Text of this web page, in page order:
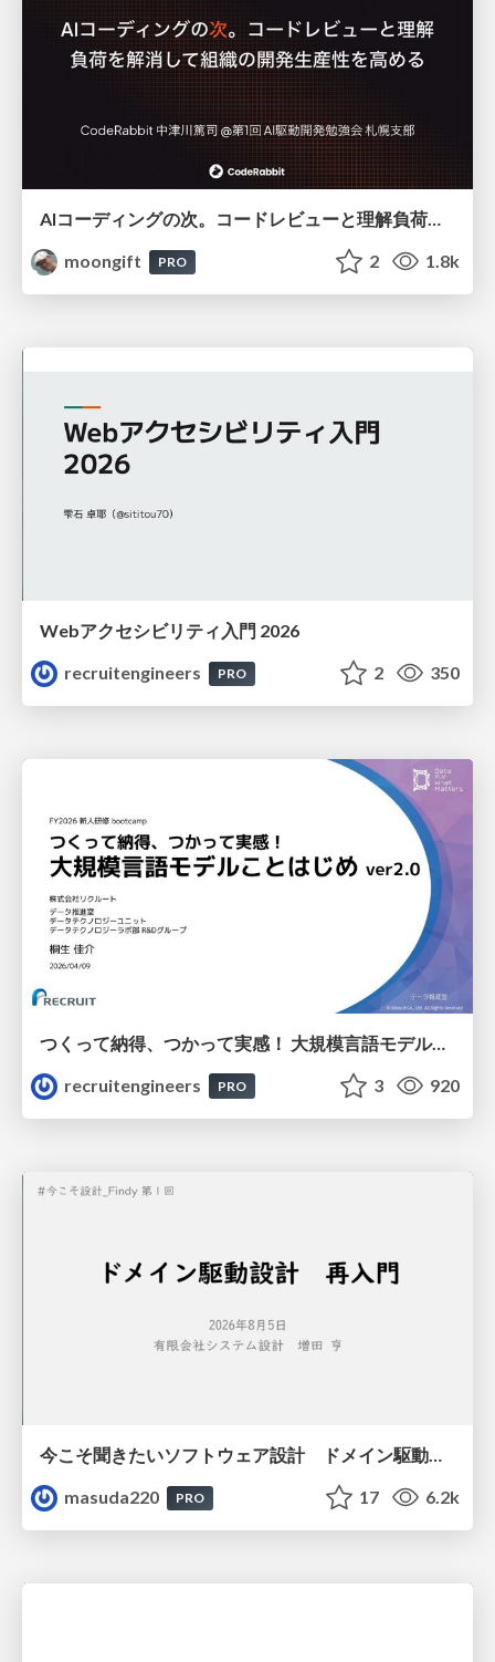
AIコーディングの次。コードレビューと理解負荷を解消して組織の開発生産性を高める
moongift
PRO 2 1.8k
Webアクセシビリティ入門 2026
recruitengineers
PRO 2 350
つくって納得、つかって実感！ 大規模言語モデルことはじめ ver2.0
recruitengineers
PRO 3 920
今こそ聞きたいソフトウェア設計 ドメイン駆動設計再入門
masuda220
PRO 17 6.2k